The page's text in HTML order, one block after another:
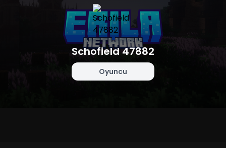
Schofield 47882
Oyuncu